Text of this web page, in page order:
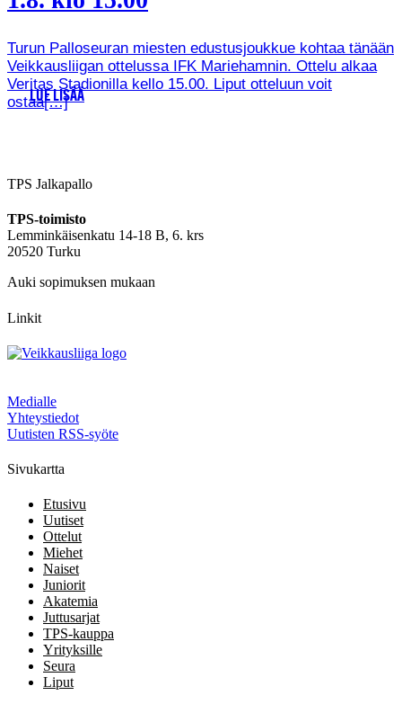
Turun Palloseuran miesten edustusjoukkue kohtaa tänään
Veikkausliigan ottelussa IFK Mariehamnin. Ottelu alkaa
Veritas Stadionilla kello 15.00. Liput otteluun voit
ostaa[…]
LUE LISÄÄ
TPS Jalkapallo
TPS-toimisto
Lemminkäisenkatu 14-18 B, 6. krs
20520 Turku
Auki sopimuksen mukaan
Linkit
Medialle
Yhteystiedot
Uutisten RSS-syöte
Sivukartta
Etusivu
Uutiset
Ottelut
Miehet
Naiset
Juniorit
Akatemia
Juttusarjat
TPS-kauppa
Yrityksille
Seura
Liput